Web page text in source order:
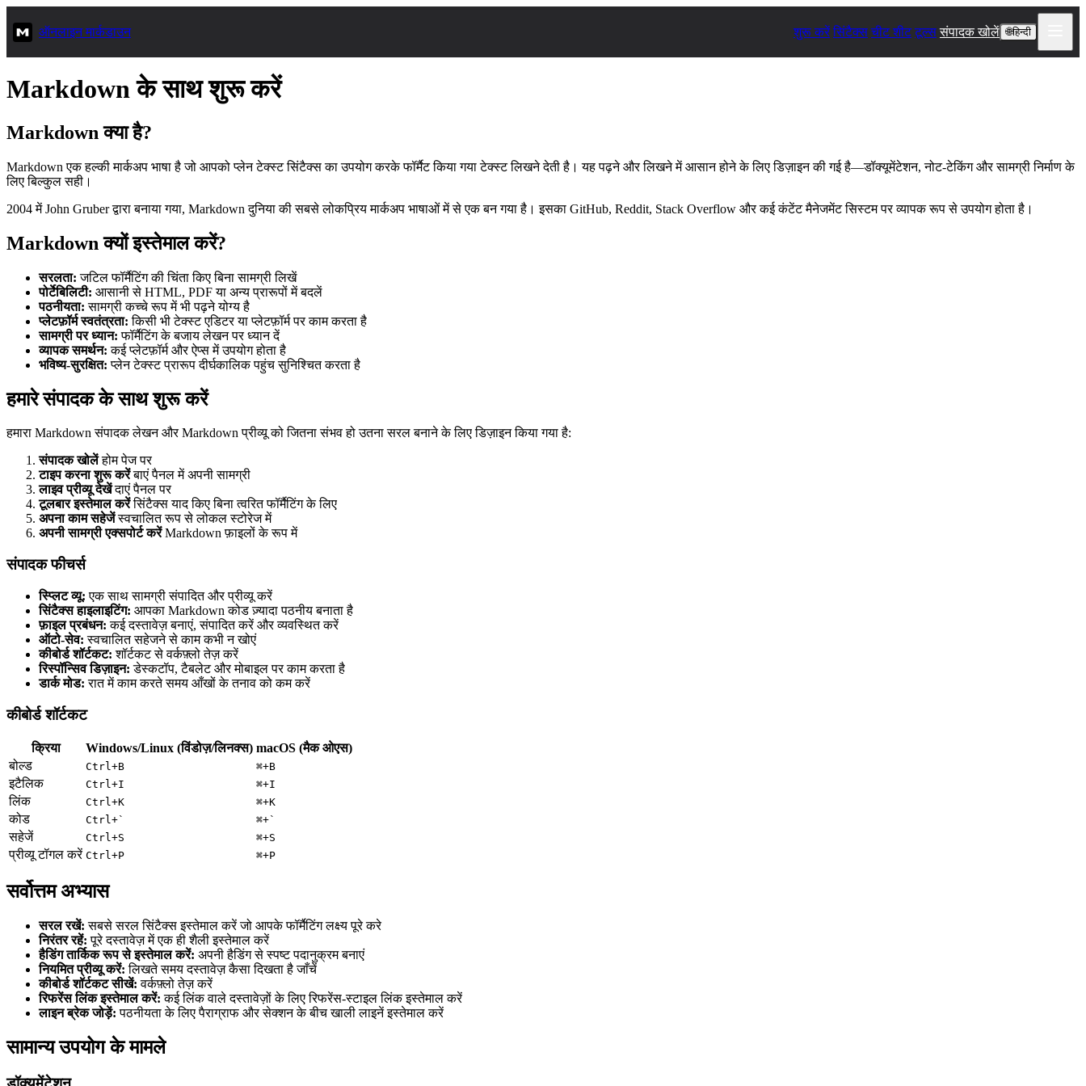
ऑनलाइन मार्कडाउन शुरू करें सिंटैक्स चीट शीट टूल्स संपादक खोलें 🌐हिन्दी
Markdown के साथ शुरू करें
Markdown क्या है?
Markdown एक हल्की मार्कअप भाषा है जो आपको प्लेन टेक्स्ट सिंटैक्स का उपयोग करके फॉर्मैट किया गया टेक्स्ट लिखने देती है। यह पढ़ने और लिखने में आसान होने के लिए डिज़ाइन की गई है—डॉक्यूमेंटेशन, नोट-टेकिंग और सामग्री निर्माण के
लिए बिल्कुल सही।
2004 में John Gruber द्वारा बनाया गया, Markdown दुनिया की सबसे लोकप्रिय मार्कअप भाषाओं में से एक बन गया है। इसका GitHub, Reddit, Stack Overflow और कई कंटेंट मैनेजमेंट सिस्टम पर व्यापक रूप से उपयोग होता है।
Markdown क्यों इस्तेमाल करें?
सरलता: जटिल फॉर्मैटिंग की चिंता किए बिना सामग्री लिखें
पोर्टेबिलिटी: आसानी से HTML, PDF या अन्य प्रारूपों में बदलें
पठनीयता: सामग्री कच्चे रूप में भी पढ़ने योग्य है
प्लेटफ़ॉर्म स्वतंत्रता: किसी भी टेक्स्ट एडिटर या प्लेटफ़ॉर्म पर काम करता है
सामग्री पर ध्यान: फॉर्मैटिंग के बजाय लेखन पर ध्यान दें
व्यापक समर्थन: कई प्लेटफ़ॉर्म और ऐप्स में उपयोग होता है
भविष्य-सुरक्षित: प्लेन टेक्स्ट प्रारूप दीर्घकालिक पहुंच सुनिश्चित करता है
हमारे संपादक के साथ शुरू करें
हमारा Markdown संपादक लेखन और Markdown प्रीव्यू को जितना संभव हो उतना सरल बनाने के लिए डिज़ाइन किया गया है:
संपादक खोलेंहोम पेज पर
टाइप करना शुरू करेंबाएं पैनल में अपनी सामग्री
लाइव प्रीव्यू देखेंदाएं पैनल पर
टूलबार इस्तेमाल करेंसिंटैक्स याद किए बिना त्वरित फॉर्मैटिंग के लिए
अपना काम सहेजेंस्वचालित रूप से लोकल स्टोरेज में
अपनी सामग्री एक्सपोर्ट करेंMarkdown फ़ाइलों के रूप में
संपादक फीचर्स
स्प्लिट व्यू: एक साथ सामग्री संपादित और प्रीव्यू करें
सिंटैक्स हाइलाइटिंग: आपका Markdown कोड ज़्यादा पठनीय बनाता है
फ़ाइल प्रबंधन: कई दस्तावेज़ बनाएं, संपादित करें और व्यवस्थित करें
ऑटो-सेव: स्वचालित सहेजने से काम कभी न खोएं
कीबोर्ड शॉर्टकट: शॉर्टकट से वर्कफ़्लो तेज़ करें
रिस्पॉन्सिव डिज़ाइन: डेस्कटॉप, टैबलेट और मोबाइल पर काम करता है
डार्क मोड: रात में काम करते समय आँखों के तनाव को कम करें
कीबोर्ड शॉर्टकट
क्रिया Windows/Linux (विंडोज़/लिनक्स) macOS (मैक ओएस)
बोल्ड
Ctrl+B ⌘+B
इटैलिक Ctrl+I ⌘+I
लिंक Ctrl+K ⌘+K
कोड Ctrl+` ⌘+`
सहेजें Ctrl+S ⌘+S
प्रीव्यू टॉगल करें Ctrl+P ⌘+P
सर्वोत्तम अभ्यास
सरल रखें: सबसे सरल सिंटैक्स इस्तेमाल करें जो आपके फॉर्मैटिंग लक्ष्य पूरे करे
निरंतर रहें: पूरे दस्तावेज़ में एक ही शैली इस्तेमाल करें
हैडिंग तार्किक रूप से इस्तेमाल करें: अपनी हैडिंग से स्पष्ट पदानुक्रम बनाएं
नियमित प्रीव्यू करें: लिखते समय दस्तावेज़ कैसा दिखता है जाँचें
कीबोर्ड शॉर्टकट सीखें: वर्कफ़्लो तेज़ करें
रिफरेंस लिंक इस्तेमाल करें: कई लिंक वाले दस्तावेज़ों के लिए रिफरेंस-स्टाइल लिंक इस्तेमाल करें
लाइन ब्रेक जोड़ें: पठनीयता के लिए पैराग्राफ और सेक्शन के बीच खाली लाइनें इस्तेमाल करें
सामान्य उपयोग के मामले